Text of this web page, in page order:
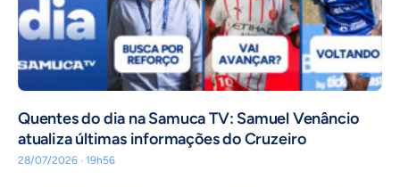
Quentes do dia na Samuca TV: Samuel Venâncio
atualiza últimas informações do Cruzeiro
28/07/2026 · 19h56